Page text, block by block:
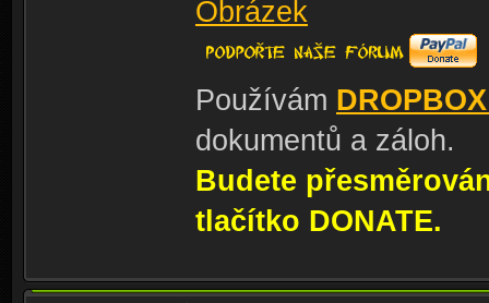
Používám
dokumentů a záloh.
Budete
tlačítko DONATE.